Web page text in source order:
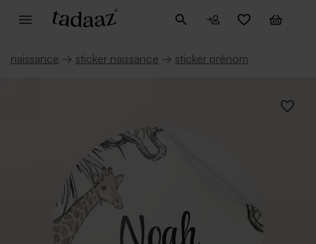
naissance → sticker naissance → sticker prénom